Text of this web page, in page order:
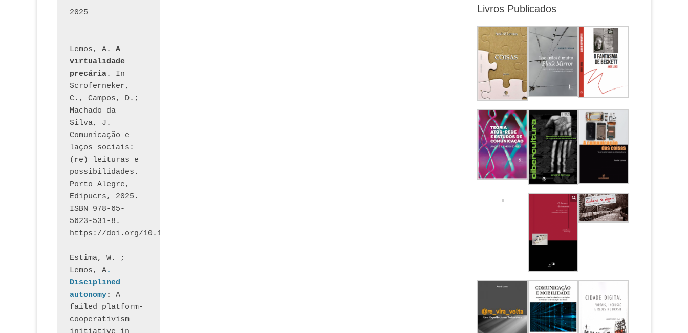
Livros Publicados
2025
Lemos, A. A
virtualidade
precária. In
Scroferneker,
C., Campos, D.;
Machado da
Silva, J.
Comunicação e
laços sociais:
(re) leituras e
possibilidades.
Porto Alegre,
Edipucrs, 2025.
ISBN 978-65-
5623-531-8.
https://doi.org/10.15448/1877.3
Estima, W. ;
Lemos, A.
Disciplined
autonomy: A
failed platform-
cooperativism